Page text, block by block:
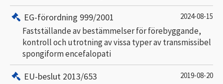
EG-förordning 999/2001 2024-08-15
Fastställande av bestämmelser för förebyggande,
kontroll och utrotning av vissa typer av transmissibel
spongiform encefalopati
EU-beslut 2013/653 2019-08-20